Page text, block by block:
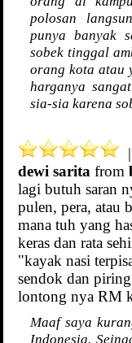
polosan
punya banyak
sobek tinggal
orang kota atau
harganya
sia-sia karena
dewi sarita from
lagi butuh saran
pulen, pera, atau
mana tuh yang
keras dan rata
"kayak nasi
sendok dan
lontong nya RM
Maaf saya
Indonesia.